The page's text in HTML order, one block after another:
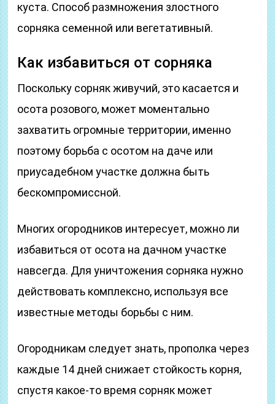
куста. Способ размножения злостного
сорняка семенной или вегетативный.
Как избавиться от сорняка
Поскольку сорняк живучий, это касается и
осота розового, может моментально
захватить огромные территории, именно
поэтому борьба с осотом на даче или
приусадебном участке должна быть
бескомпромиссной.
Многих огородников интересует, можно ли
избавиться от осота на дачном участке
навсегда. Для уничтожения сорняка нужно
действовать комплексно, используя все
известные методы борьбы с ним.
Огородникам следует знать, прополка через
каждые 14 дней снижает стойкость корня,
спустя какое-то время сорняк может